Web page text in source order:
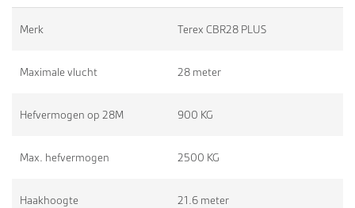
Merk Terex CBR28 PLUS
Maximale vlucht 28 meter
Hefvermogen op 28M 900 KG
Max. hefvermogen 2500 KG
Haakhoogte 21.6 meter